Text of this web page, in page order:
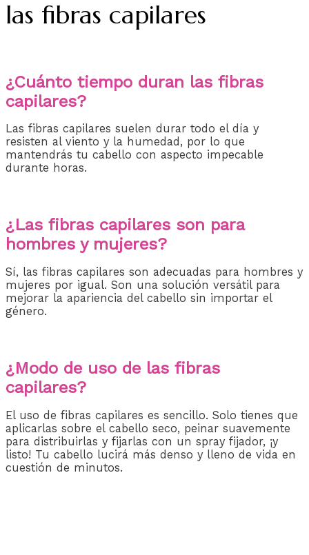
las fibras capilares
¿Cuánto tiempo duran las fibras
capilares?
Las fibras capilares suelen durar todo el día y
resisten al viento y la humedad, por lo que
mantendrás tu cabello con aspecto impecable
durante horas.
¿Las fibras capilares son para
hombres y mujeres?
Sí, las fibras capilares son adecuadas para hombres y
mujeres por igual. Son una solución versátil para
mejorar la apariencia del cabello sin importar el
género.
¿Modo de uso de las fibras
capilares?
El uso de fibras capilares es sencillo. Solo tienes que
aplicarlas sobre el cabello seco, peinar suavemente
para distribuirlas y fijarlas con un spray fijador, ¡y
listo! Tu cabello lucirá más denso y lleno de vida en
cuestión de minutos.